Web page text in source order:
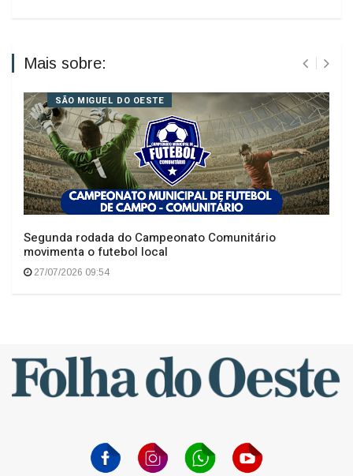
Mais sobre:
SÃO MIGUEL DO OESTE
Segunda rodada do Campeonato Comunitário
movimenta o futebol local
27/07/2026 09:54